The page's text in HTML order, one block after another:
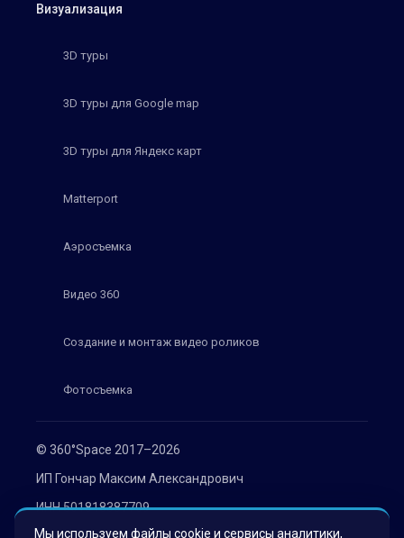
© 360°Space 2017–2026
ИП Гончар Максим Александрович
ИНН 501818387709
Визуализация
3D туры
3D туры для Google map
3D туры для Яндекс карт
Matterport
Аэросъемка
Видео 360
Создание и монтаж видео роликов
Фотосъемка
Мы используем файлы cookie и сервисы аналитики,